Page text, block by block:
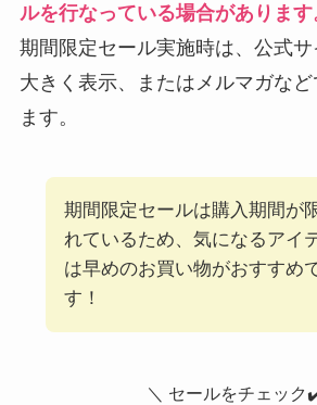
ルを行なっている場合があります
期間限定セール実施時は、公式
大きく表示、またはメルマガな
ます。
期間限定セールは購入期間が
れているため、気になるアイ
は早めのお買い物がおすすめ
す！
＼ セールをチェック